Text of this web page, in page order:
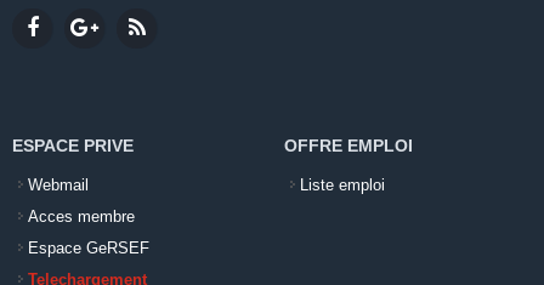
ESPACE PRIVE
Webmail
Acces membre
Espace GeRSEF
Telechargement
OFFRE EMPLOI
Liste emploi